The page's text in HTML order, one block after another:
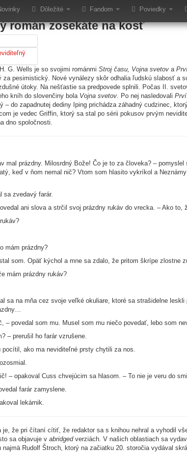
Dôležité Fandom Poviedky
knihy H. G. Wellsa
román zosekáte na kosť
G. Wells je so svojimi románmi Stroj času, Vojna svetov a
za pesimistický. Nové vynálezy skôr odhalia ľudskú slabosť a
útoky. Na nešťastie sa predpovede splnili. Počas II.
kníh do slovenčiny bola Vojna svetov. Po nej nasledovali
– do zapadnutej dediny Iping prichádza záhadný cudzinec,
je vedec Griffin, ktorý sa stal po sérii pokusov prvým
dno spoločnosti.
mal prázdny. Milosrdný Bože! Čo je to za človeka? –
keď v ňom nemal nič? Vtom som hlasito vykríkol a
sa zvedavý farár.
ani slova a strčil svoj prázdny rukáv do vrecka. – Ako
mám prázdny?
som. Opäť kýchol a mne sa zdalo, že pritom škrípe zlostne
mám prázdny rukáv?
sa na mňa cez svoje veľké okuliare, ktoré sa strašidelne
– povedal som mu. Musel som mu niečo povedať, lebo som
– prerušil ho farár vzrušene.
pocítil, ako ma neviditeľné prsty chytili za nos.
– opakoval Cuss chvejúcim sa hlasom. – To nie je veru do
farár zamyslene.
lekárnik.
je, že pri čítaní cítiť, že redaktor sa s knihou nehral a vyhodil
sa objavuje v abridgedverziách. V našich oblastiach sa
najmä Rudolf Štroch, ktorý na začiatku 20. storočia vydával